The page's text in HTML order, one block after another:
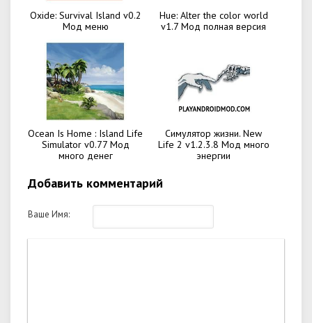
Oxide: Survival Island v0.2
Мод меню
Hue: Alter the color world
v1.7 Мод полная версия
Ocean Is Home : Island Life
Simulator v0.77 Мод
много денег
Симулятор жизни. New
Life 2 v1.2.3.8 Мод много
энергии
Добавить комментарий
Ваше Имя: